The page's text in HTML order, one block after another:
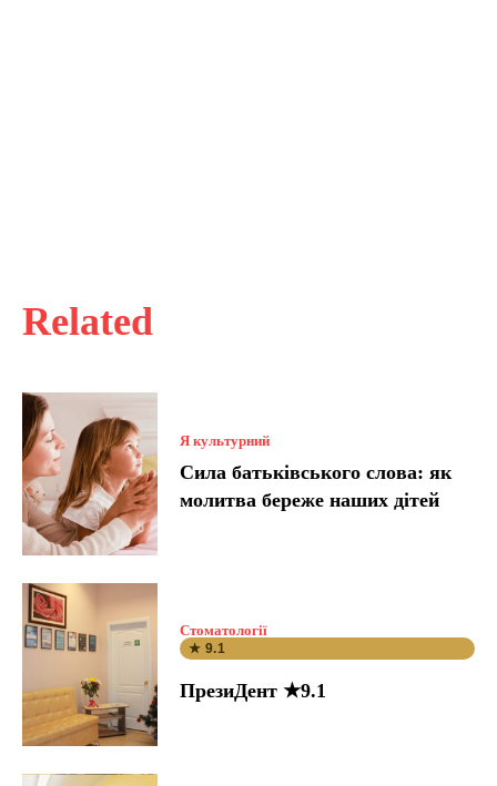
Related
Я культурний
Сила батьківського слова: як
молитва береже наших дітей
Стоматології
★ 9.1
ПрезиДент ★9.1